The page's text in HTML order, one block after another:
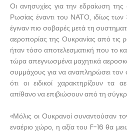
Οι ανησυχίες για την εδραίωση
Ρωσίας έναντι του ΝΑΤΟ, ιδίως
έγιναν πιο σοβαρές μετά τη
αεροπορίας της Ουκρανίας από τις
ήταν τόσο αποτελεσματική που το
τώρα απεγνωσμένα μαχητικά
συμμάχους για να αναπληρώσει τον
ότι οι ειδικοί χαρακτηρίζουν τα
απίθανο να επιβιώσουν από τη
«Μόλις οι Ουκρανοί συναντούσαν
εναέριο χώρο, η αξία του F-16 θα